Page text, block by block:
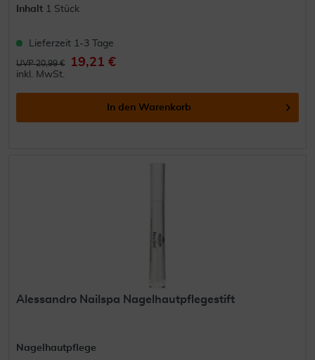
Inhalt 1 Stück
Lieferzeit 1-3 Tage
UVP 20,99 € 19,21 €
inkl. MwSt.
In den Warenkorb
Alessandro Nailspa Nagelhautpflegestift
Nagelhautpflege